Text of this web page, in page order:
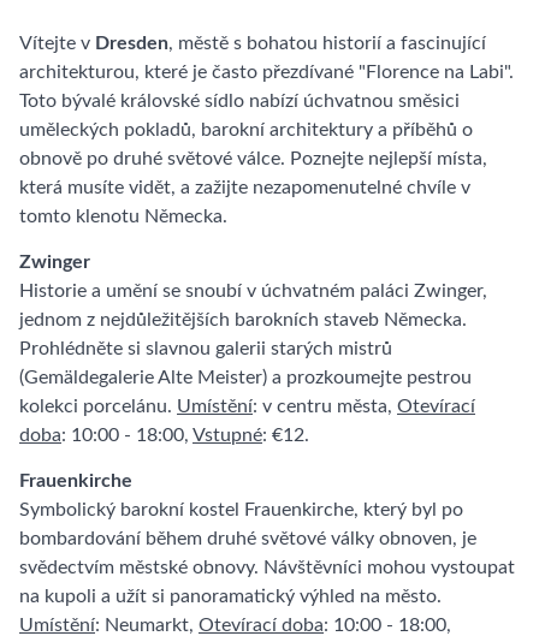
Vítejte v Dresden, městě s bohatou historií a fascinující
architekturou, které je často přezdívané "Florence na Labi".
Toto bývalé královské sídlo nabízí úchvatnou směsici
uměleckých pokladů, barokní architektury a příběhů o
obnově po druhé světové válce. Poznejte nejlepší místa,
která musíte vidět, a zažijte nezapomenutelné chvíle v
tomto klenotu Německa.
Zwinger
Historie a umění se snoubí v úchvatném paláci Zwinger,
jednom z nejdůležitějších barokních staveb Německa.
Prohlédněte si slavnou galerii starých mistrů
(Gemäldegalerie Alte Meister) a prozkoumejte pestrou
kolekci porcelánu. Umístění: v centru města, Otevírací
doba: 10:00 - 18:00, Vstupné: €12.
Frauenkirche
Symbolický barokní kostel Frauenkirche, který byl po
bombardování během druhé světové války obnoven, je
svědectvím městské obnovy. Návštěvníci mohou vystoupat
na kupoli a užít si panoramatický výhled na město.
Umístění: Neumarkt, Otevírací doba: 10:00 - 18:00,